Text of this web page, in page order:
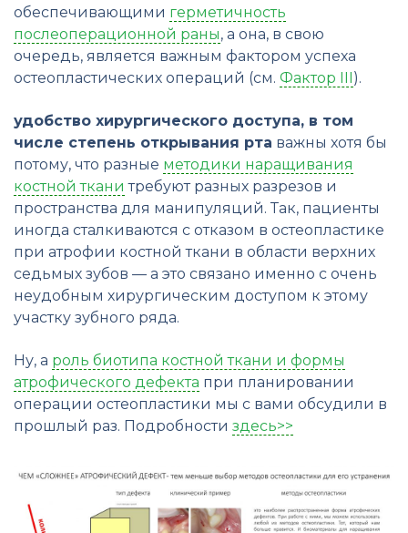
обеспечивающими герметичность
послеоперационной раны, а она, в свою
очередь, является важным фактором успеха
остеопластических операций (см. Фактор III).
удобство хирургического доступа, в том
числе степень открывания рта важны хотя бы
потому, что разные методики наращивания
костной ткани требуют разных разрезов и
пространства для манипуляций. Так, пациенты
иногда сталкиваются с отказом в остеопластике
при атрофии костной ткани в области верхних
седьмых зубов — а это связано именно с очень
неудобным хирургическим доступом к этому
участку зубного ряда.
Ну, а роль биотипа костной ткани и формы
атрофического дефекта при планировании
операции остеопластики мы с вами обсудили в
прошлый раз. Подробности здесь>>